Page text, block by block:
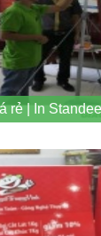
rẻ | In